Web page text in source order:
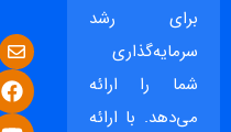
برای رشد
سرمایه‌گذاری
شما را ارائه
می‌دهد. با ارائه